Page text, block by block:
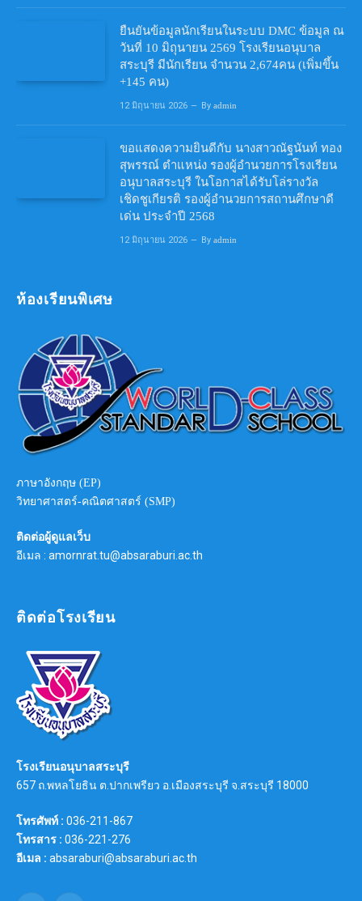
ยืนยันข้อมูลนักเรียนในระบบ DMC ข้อมูล ณ
วันที่ 10 มิถุนายน 2569 โรงเรียนอนุบาล
สระบุรี มีนักเรียน จำนวน 2,674คน (เพิ่มขึ้น
+145 คน)
12 มิถุนายน 2026 By admin
ขอแสดงความยินดีกับ นางสาวณัฐนันท์ ทอง
สุพรรณ์ ตำแหน่ง รองผู้อำนวยการโรงเรียน
อนุบาลสระบุรี ในโอกาสได้รับโล่รางวัล
เชิดชูเกียรติ รองผู้อำนวยการสถานศึกษาดี
เด่น ประจำปี 2568
12 มิถุนายน 2026 By admin
ห้องเรียนพิเศษ
ภาษาอังกฤษ (EP)
วิทยาศาสตร์-คณิตศาสตร์ (SMP)
ติดต่อผู้ดูแลเว็บ
อีเมล : amornrat.tu@absaraburi.ac.th
ติดต่อโรงเรียน
โรงเรียนอนุบาลสระบุรี
657 ถ.พหลโยธิน ต.ปากเพรียว อ.เมืองสระบุรี จ.สระบุรี 18000
โทรศัพท์ : 036-211-867
โทรสาร : 036-221-276
อีเมล : absaraburi@absaraburi.ac.th